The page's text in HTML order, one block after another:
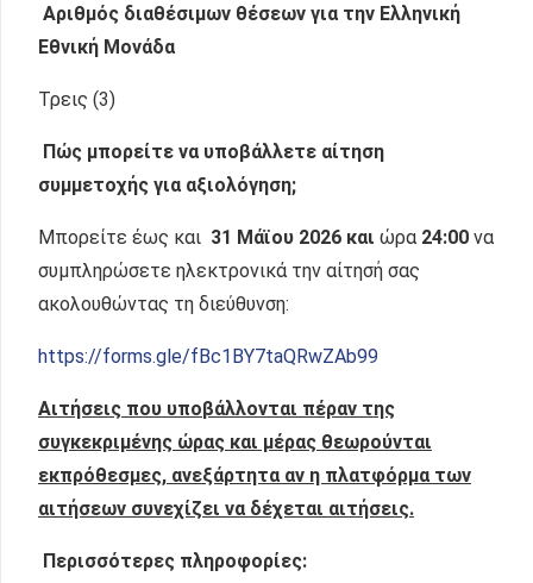
Αριθμός διαθέσιμων θέσεων για την Ελληνική
Εθνική Μονάδα
Τρεις (3)
Πώς μπορείτε να υποβάλλετε αίτηση
συμμετοχής για αξιολόγηση;
Μπορείτε έως και 31 Μάϊου 2026 και ώρα 24:00 να
συμπληρώσετε ηλεκτρονικά την αίτησή σας
ακολουθώντας τη διεύθυνση:
https://forms.gle/fBc1BY7taQRwZAb99
Αιτήσεις που υποβάλλονται πέραν της
συγκεκριμένης ώρας και μέρας θεωρούνται
εκπρόθεσμες, ανεξάρτητα αν η πλατφόρμα των
αιτήσεων συνεχίζει να δέχεται αιτήσεις.
Περισσότερες πληροφορίες: